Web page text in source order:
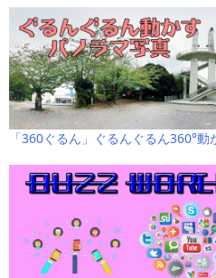
「360ぐるん」ぐるんぐるん360°